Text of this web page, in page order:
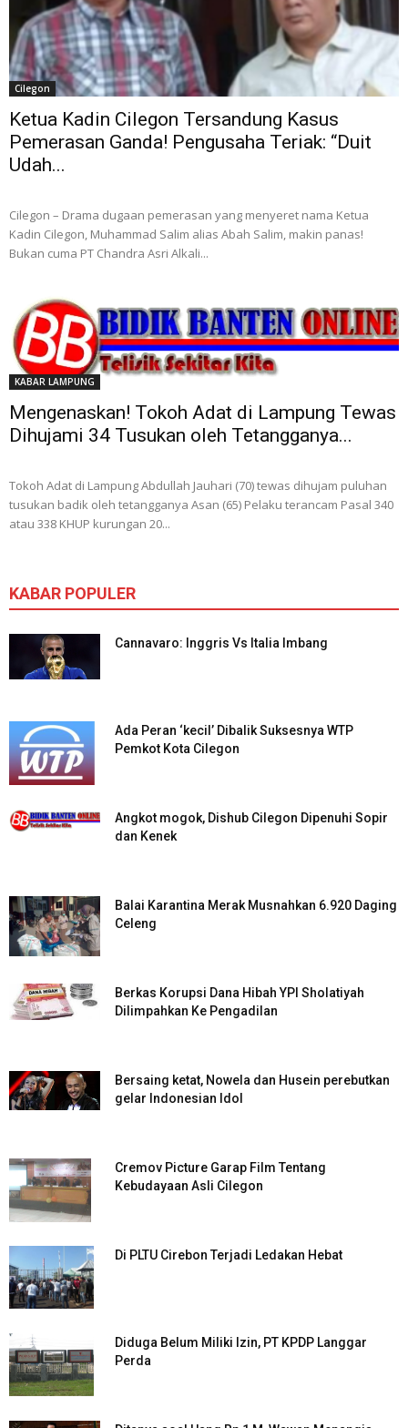
Cilegon
Ketua Kadin Cilegon Tersandung Kasus
Pemerasan Ganda! Pengusaha Teriak: “Duit
Udah...
Cilegon – Drama dugaan pemerasan yang menyeret nama Ketua
Kadin Cilegon, Muhammad Salim alias Abah Salim, makin panas!
Bukan cuma PT Chandra Asri Alkali...
KABAR LAMPUNG
Mengenaskan! Tokoh Adat di Lampung Tewas
Dihujami 34 Tusukan oleh Tetangganya...
Tokoh Adat di Lampung Abdullah Jauhari (70) tewas dihujam puluhan
tusukan badik oleh tetangganya Asan (65) Pelaku terancam Pasal 340
atau 338 KHUP kurungan 20...
KABAR POPULER
Cannavaro: Inggris Vs Italia Imbang
Ada Peran ‘kecil’ Dibalik Suksesnya WTP
Pemkot Kota Cilegon
Angkot mogok, Dishub Cilegon Dipenuhi Sopir
dan Kenek
Balai Karantina Merak Musnahkan 6.920 Daging
Celeng
Berkas Korupsi Dana Hibah YPI Sholatiyah
Dilimpahkan Ke Pengadilan
Bersaing ketat, Nowela dan Husein perebutkan
gelar Indonesian Idol
Cremov Picture Garap Film Tentang
Kebudayaan Asli Cilegon
Di PLTU Cirebon Terjadi Ledakan Hebat
Diduga Belum Miliki Izin, PT KPDP Langgar
Perda